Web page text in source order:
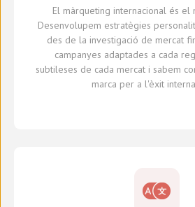
El màrqueting internacional és el
Desenvolupem estratègies
des de la investigació de mercat
campanyes adaptades a cada
subtileses de cada mercat i sabem
marca per a l'èxit